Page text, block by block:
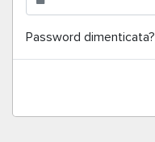
Password dimenticata?